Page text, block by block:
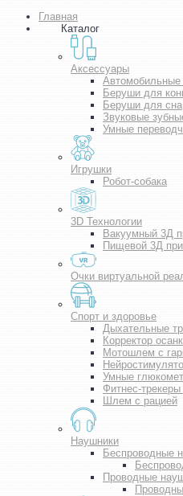
Главная
Каталог
Аксессуары
Беруши для
Беруши для сна
Звуковые
Умные
Игрушки
Робот-собака
3D Технологии
Вакуумный 3Д
Пищевой 3Д
Очки виртуальной
Спорт и здоровье
Дыхательные
Корректор
Мотошлем с
Умные
Фитнес-
Шлем с рацией
Наушники
Беспроводные
Проводные